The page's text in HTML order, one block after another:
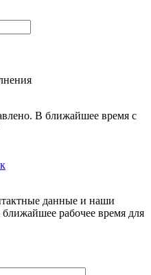
В ближайшее время с
данные и наши
рабочее время для